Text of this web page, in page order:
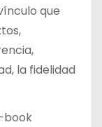
que
la fidelidad
book